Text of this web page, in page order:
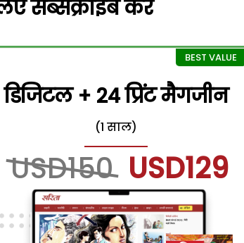
सब्सक्राइब करें
डिजिटल + 24 प्रिंट मैगजीन
(1 साल)
USD150 USD129